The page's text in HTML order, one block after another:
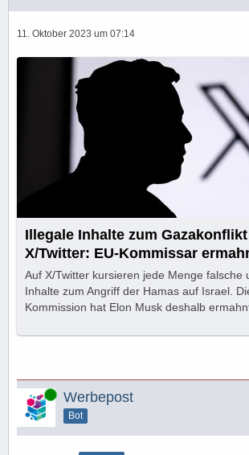
11. Oktober 2023 um 07:14
Illegale Inhalte zum
X/Twitter: EU-Kommissar
Musk
Auf X/Twitter kursieren jede Menge falsche
Inhalte zum Angriff der Hamas auf Israel.
Kommission hat Elon Musk deshalb
Online Werbepost
Bot